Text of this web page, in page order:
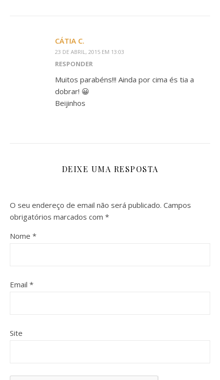
CÁTIA C.
23 DE ABRIL, 2015 EM 13:03
RESPONDER
Muitos parabéns!!! Ainda por cima és tia a
dobrar! 😀
Beijinhos
DEIXE UMA RESPOSTA
O seu endereço de email não será publicado. Campos
obrigatórios marcados com *
Nome *
Email *
Site